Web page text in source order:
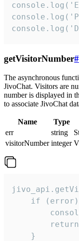
getVisitorNumber#
The asynchronous
JivoChat. Visitors are
number is displayed in
to associate JivoChat
Name Type
err
string
visitorNumber integer
if
    }